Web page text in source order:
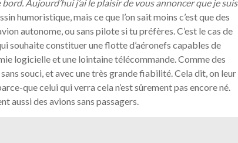
Aujourd’hui j’ai le plaisir de vous annoncer que je suis
humoristique, mais ce que l’on sait moins c’est que des
autonome, ou sans pilote si tu préfères. C’est le cas de
souhaite constituer une flotte d’aéronefs capables de
logicielle et une lointaine télécommande. Comme des
souci, et avec une très grande fiabilité. Cela dit, on leur
que celui qui verra cela n’est sûrement pas encore né.
aussi des avions sans passagers.